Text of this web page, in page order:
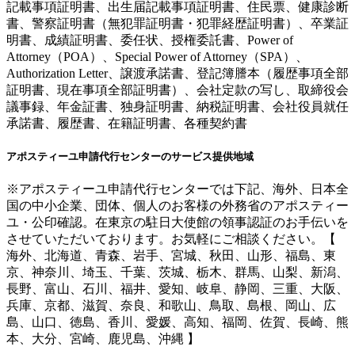
記載事項証明書、出生届記載事項証明書、住民票、健康診断
書、警察証明書（無犯罪証明書・犯罪経歴証明書）、卒業証
明書、成績証明書、委任状、授権委託書、Power of
Attorney（POA）、Special Power of Attorney（SPA）、
Authorization Letter、譲渡承諾書、登記簿謄本（履歴事項全部
証明書、現在事項全部証明書）、会社定款の写し、取締役会
議事録、年金証書、独身証明書、納税証明書、会社役員就任
承諾書、履歴書、在籍証明書、各種契約書
アポスティーユ申請代行センターのサービス提供地域
※アポスティーユ申請代行センターでは下記、海外、日本全
国の中小企業、団体、個人のお客様の外務省のアポスティー
ユ・公印確認。在東京の駐日大使館の領事認証のお手伝いを
させていただいております。お気軽にご相談ください。【
海外、北海道、青森、岩手、宮城、秋田、山形、福島、東
京、神奈川、埼玉、千葉、茨城、栃木、群馬、山梨、新潟、
長野、富山、石川、福井、愛知、岐阜、静岡、三重、大阪、
兵庫、京都、滋賀、奈良、和歌山、鳥取、島根、岡山、広
島、山口、徳島、香川、愛媛、高知、福岡、佐賀、長崎、熊
本、大分、宮崎、鹿児島、沖縄 】